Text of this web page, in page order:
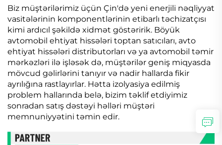
Biz müştərilərimiz üçün Çin'də yeni enerjili nəqliyyat
vasitələrinin komponentlərinin etibarlı təchizatçısı
kimi ardıcıl şəkildə xidmət göstəririk. Böyük
avtomobil ehtiyat hissələri toptan satıcıları, avto
ehtiyat hissələri distributorları və ya avtomobil təmir
mərkəzləri ilə işləsək də, müştərilər geniş miqyasda
mövcud gəlirlərini tanıyır və nadir hallarda fikir
ayrılığına rastlayırlar. Hətta izolyasiya edilmiş
problem hallarında belə, bizim təklif etdiyimiz
sonradan satış dəstəyi həlləri müştəri
memnuniyyətini təmin edir.